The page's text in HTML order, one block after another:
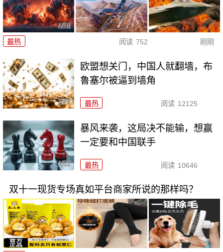
最热 阅读 752 刚刚
欧盟想关门，中国人就翻墙，布
鲁塞尔被逼到墙角
最热 阅读 12125
暴风来袭，这局决不能输，想赢
一定要和中国联手
最热 阅读 10646
双十一现货专场真如平台商家所说的那样吗？